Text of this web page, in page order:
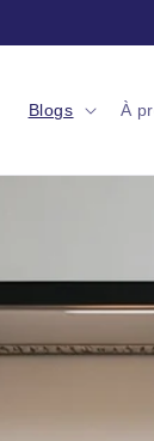
Blogs À